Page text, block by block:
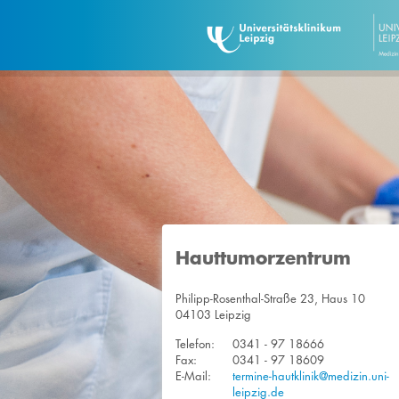
Hauttumorzentrum
Philipp-Rosenthal-Straße 23, Haus 10
04103 Leipzig
Telefon:
0341 - 97 18666
Fax:
0341 - 97 18609
E-Mail:
termine-hautklinik@medizin.uni-
leipzig.de